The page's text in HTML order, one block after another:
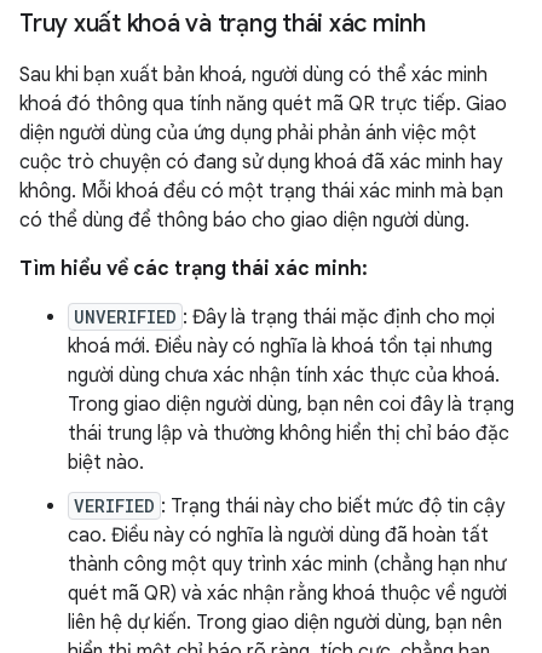
Truy xuất khoá và trạng thái xác minh
Sau khi bạn xuất bản khoá, người dùng có thể xác minh
khoá đó thông qua tính năng quét mã QR trực tiếp. Giao
diện người dùng của ứng dụng phải phản ánh việc một
cuộc trò chuyện có đang sử dụng khoá đã xác minh hay
không. Mỗi khoá đều có một trạng thái xác minh mà bạn
có thể dùng để thông báo cho giao diện người dùng.
Tìm hiểu về các trạng thái xác minh:
UNVERIFIED : Đây là trạng thái mặc định cho mọi
khoá mới. Điều này có nghĩa là khoá tồn tại nhưng
người dùng chưa xác nhận tính xác thực của khoá.
Trong giao diện người dùng, bạn nên coi đây là trạng
thái trung lập và thường không hiển thị chỉ báo đặc
biệt nào.
VERIFIED : Trạng thái này cho biết mức độ tin cậy
cao. Điều này có nghĩa là người dùng đã hoàn tất
thành công một quy trình xác minh (chẳng hạn như
quét mã QR) và xác nhận rằng khoá thuộc về người
liên hệ dự kiến. Trong giao diện người dùng, bạn nên